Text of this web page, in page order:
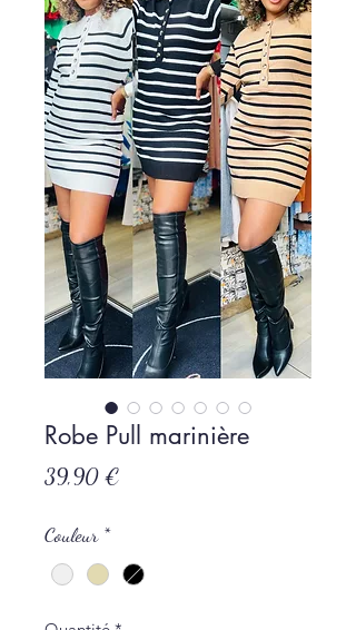
Robe Pull marinière
39,90 €
Couleur *